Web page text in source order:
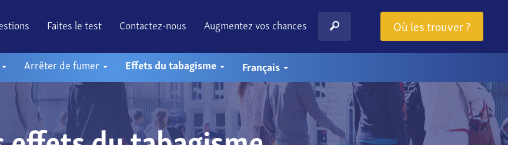
Faites le test Contactez-nous Augmentez vos chances Où les trouver ?
Arrêter de fumer Effets du tabagisme Français